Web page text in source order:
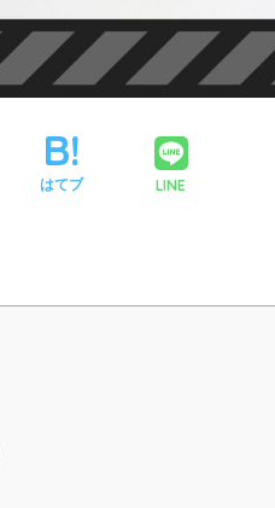
はてブ LINE